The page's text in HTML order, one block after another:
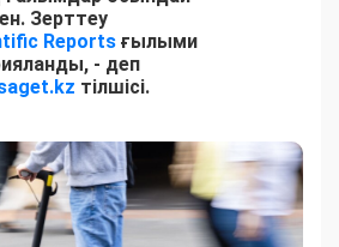
Зерттеу
Reports ғылыми
- деп
тілшісі.